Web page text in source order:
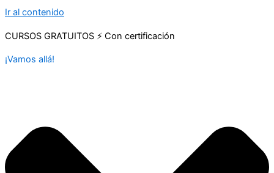
Ir al contenido
CURSOS GRATUITOS ⚡ Con certificación
¡Vamos allá!